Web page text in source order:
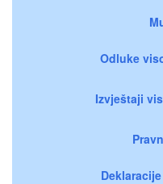
Odluke
Izvještaji